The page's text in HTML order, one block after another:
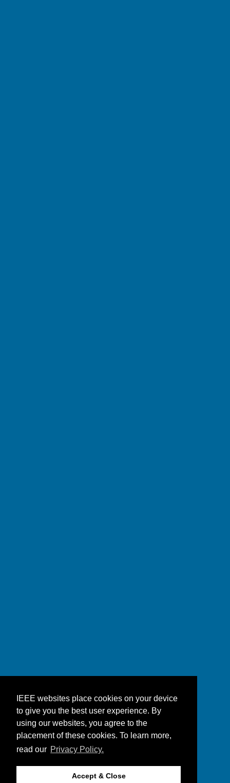
IEEE websites place cookies on your device
to give you the best user experience. By
using our websites, you agree to the
placement of these cookies. To learn more,
read our Privacy Policy.
Accept & Close